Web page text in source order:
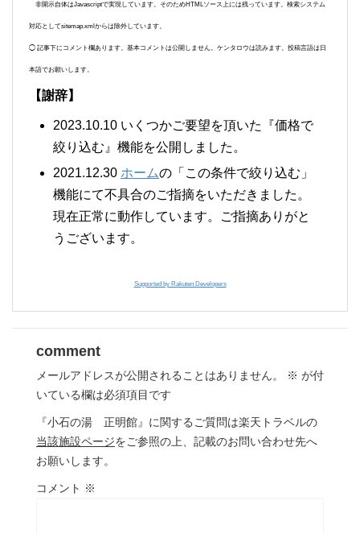
非開示自体はJavascriptで実現しています。そのためHTMLソース上には残っています。検索システム
対応としてsitemap.xmlからは除外しています。
◯ 記事下にコメント欄あります。基本コメントは公開しません。ケンタロウは読みます。投稿言語は日
本語でお願いします。
【謝辞】
2023.10.10 いくつかご要望を頂いた『価格で
絞り込む』機能を公開しました。
2021.12.30 ホームの「この条件で絞り込む」
機能にて不具合のご指摘をいただきました。
現在正常に動作しています。ご指摘ありがと
うございます。
Supported by Rakuten Developers
comment
メールアドレスが公開されることはありません。 ※ が付
いている欄は必須項目です
『小石の湯 正明館』に関するご質問は楽天トラベルの
当該施設ページをご参照の上、記載のお問い合わせ先へ
お願いします。
コメント ※